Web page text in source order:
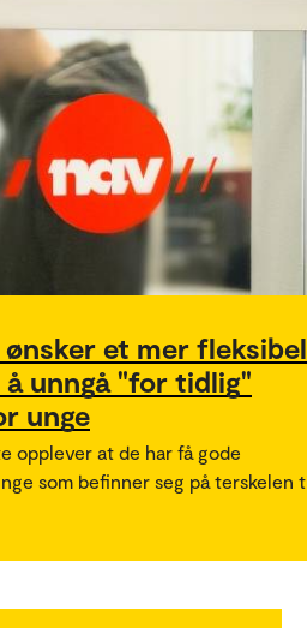
et mer
unngå "for tidlig"
unge
opplever at de har få gode
som befinner seg på terskelen